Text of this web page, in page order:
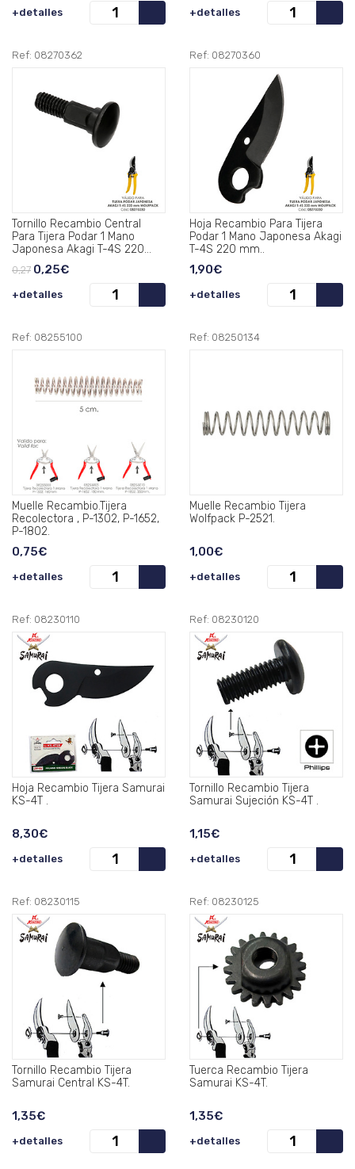
+detalles +detalles
Ref: 08270362
Tornillo Recambio Central
Para Tijera Podar 1 Mano
Japonesa Akagi T-4S 220
mm..
0,27 0,25€
+detalles
Ref: 08270360
Hoja Recambio Para Tijera
Podar 1 Mano Japonesa Akagi
T-4S 220 mm..
1,90€
+detalles
Ref: 08255100
Muelle Recambio.Tijera
Recolectora , P-1302, P-1652,
P-1802.
0,75€
+detalles
Ref: 08250134
Muelle Recambio Tijera
Wolfpack P-2521.
1,00€
+detalles
Ref: 08230110
Hoja Recambio Tijera Samurai
KS-4T .
8,30€
+detalles
Ref: 08230120
Tornillo Recambio Tijera
Samurai Sujeción KS-4T .
1,15€
+detalles
Ref: 08230115
Tornillo Recambio Tijera
Samurai Central KS-4T.
1,35€
+detalles
Ref: 08230125
Tuerca Recambio Tijera
Samurai KS-4T.
1,35€
+detalles